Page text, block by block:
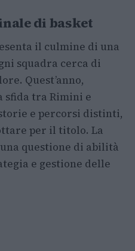
di basket
il culmine di una
squadra cerca di
Quest’anno,
sfida tra Rimini e
e percorsi distinti,
per il titolo. La
questione di abilità
e gestione delle